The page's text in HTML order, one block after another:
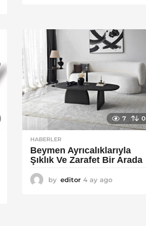
g
o
7 0
HABERLER
Beymen Ayrıcalıklarıyla
Şıklık Ve Zarafet Bir Arada
by editor 4 ay ago4